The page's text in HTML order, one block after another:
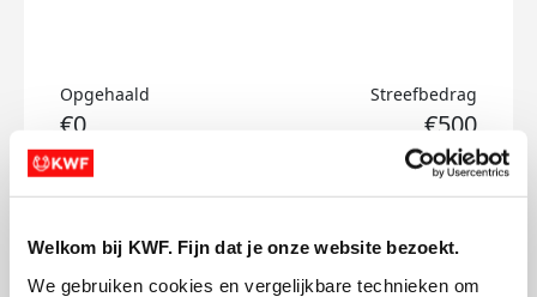
Welkom bij KWF. Fijn dat je onze website bezoekt.
We gebruiken cookies en vergelijkbare technieken om
Opgehaald
€0
Streefbedrag
€500
Doneer
imme's badges